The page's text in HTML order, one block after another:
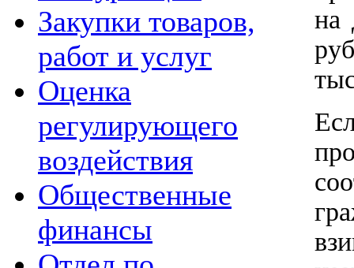
Закупки товаров,
работ и услуг
Оценка
регулирующего
воздействия
Общественные
финансы
на